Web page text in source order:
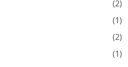
(2)
(1)
(2)
(1)